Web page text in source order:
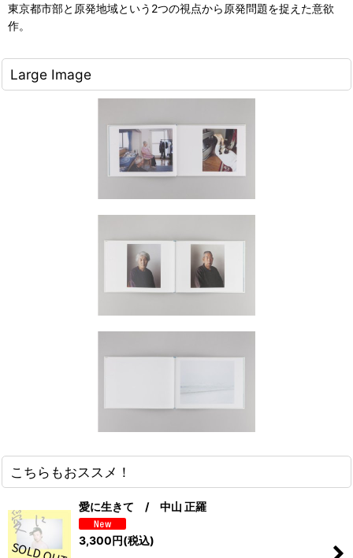
東京都市部と原発地域という2つの視点から原発問題を捉えた意欲
作。
Large Image
こちらもおススメ！
愛に生きて / 中山 正羅
3,300円(税込)